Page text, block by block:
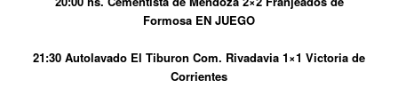
Formosa EN JUEGO
21:30 Autolavado El Tiburon Com. Rivadavia 1×1 Victoria de
Corrientes